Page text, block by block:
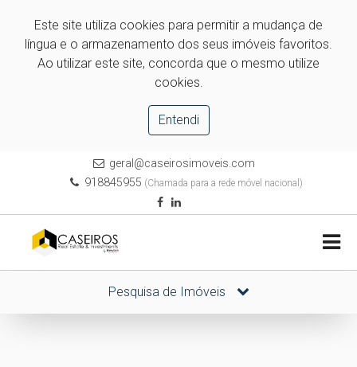
Este site utiliza cookies para permitir a mudança de
língua e o armazenamento dos seus imóveis favoritos.
Ao utilizar este site, concorda que o mesmo utilize
cookies.
Entendi
geral@caseirosimoveis.com
918845955 (Chamada para a rede móvel nacional)
Pesquisa de Imóveis